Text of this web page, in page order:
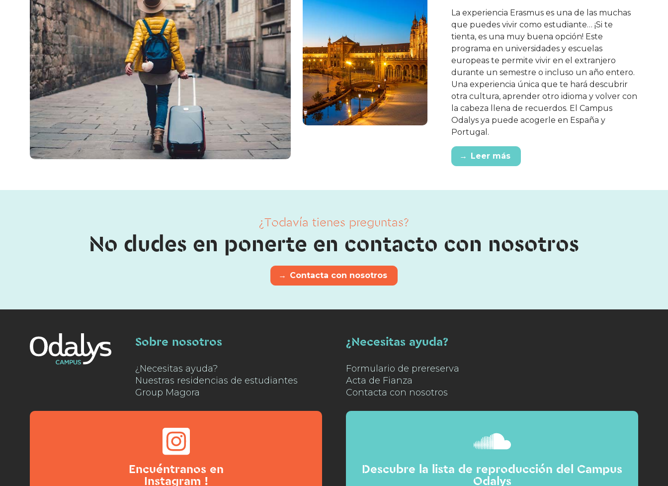
La experiencia Erasmus es una de las muchas
que puedes vivir como estudiante… ¡Si te
tienta, es una muy buena opción! Este
programa en universidades y escuelas
europeas te permite vivir en el extranjero
durante un semestre o incluso un año entero.
Una experiencia única que te hará descubrir
otra cultura, aprender otro idioma y volver con
la cabeza llena de recuerdos. El Campus
Odalys ya puede acogerle en España y
Portugal.
→ Leer más
¿Todavía tienes preguntas?
No dudes en ponerte en contacto con nosotros
→ Contacta con nosotros
Sobre nosotros
¿Necesitas ayuda?
Nuestras residencias de estudiantes
Group Magora
¿Necesitas ayuda?
Formulario de prereserva
Acta de Fianza
Contacta con nosotros
Encuéntranos en
Instagram !
Descubre la lista de reproducción del Campus
Odalys